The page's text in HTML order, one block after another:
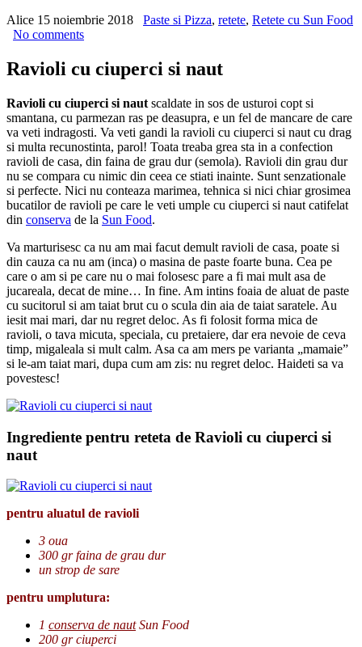
Alice 15 noiembrie 2018 Paste si Pizza, retete, Retete cu Sun Food
No comments
Ravioli cu ciuperci si naut
Ravioli cu ciuperci si naut scaldate in sos de usturoi copt si
smantana, cu parmezan ras pe deasupra, e un fel de mancare de care
va veti indragosti. Va veti gandi la ravioli cu ciuperci si naut cu drag
si multa recunostinta, parol! Toata treaba grea sta in a confection
ravioli de casa, din faina de grau dur (semola). Ravioli din grau dur
nu se compara cu nimic din ceea ce stiati inainte. Sunt senzationale
si perfecte. Nici nu conteaza marimea, tehnica si nici chiar grosimea
bucatilor de ravioli pe care le veti umple cu ciuperci si naut catifelat
din conserva de la Sun Food.
Va marturisesc ca nu am mai facut demult ravioli de casa, poate si
din cauza ca nu am (inca) o masina de paste foarte buna. Cea pe
care o am si pe care nu o mai folosesc pare a fi mai mult asa de
jucareala, decat de mine… In fine. Am intins foaia de aluat de paste
cu sucitorul si am taiat brut cu o scula din aia de taiat saratele. Au
iesit mai mari, dar nu regret deloc. As fi folosit forma mica de
ravioli, o tava micuta, speciala, cu pretaiere, dar era nevoie de ceva
timp, migaleala si mult calm. Asa ca am mers pe varianta „mamaie”
si le-am taiat mari, dupa cum am zis: nu regret deloc. Haideti sa va
povestesc!
Ingrediente pentru reteta de Ravioli cu ciuperci si
naut
pentru aluatul de ravioli
3 oua
300 gr faina de grau dur
un strop de sare
pentru umplutura:
1 conserva de nautSun Food
200 gr ciuperci